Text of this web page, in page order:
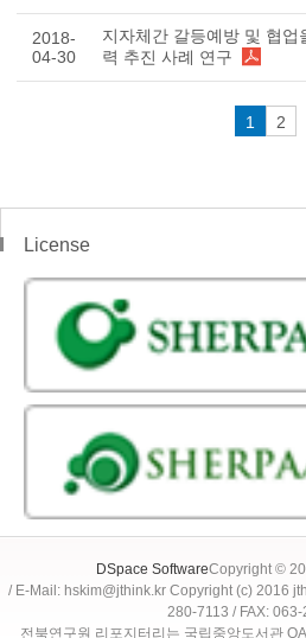
2018-
04-30
지자체간 갈등예방 및 협업
력 추진 사례 연구
1 2
License
DSpace SoftwareCopyright ©
/ E-Mail: hskim@jthink.kr Copyright (c) 2016
280-7113 / FAX:
전북연구원 리포지터리는 국립중앙도서관